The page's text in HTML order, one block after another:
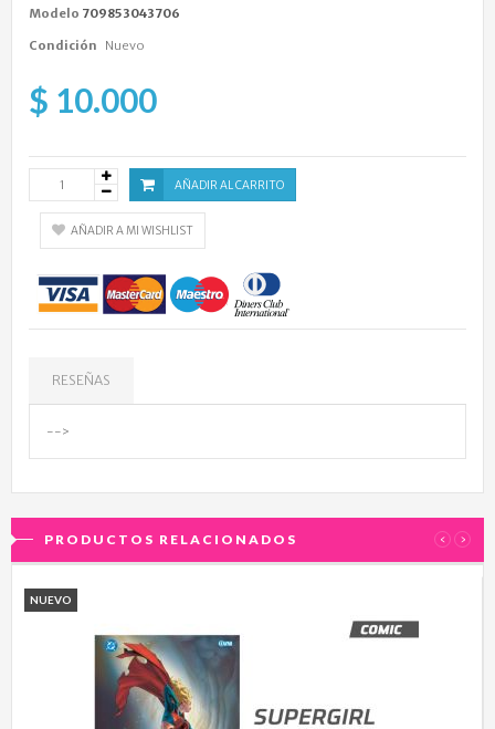
Modelo 709853043706
Condición Nuevo
$ 10.000
AÑADIR AL CARRITO
AÑADIR A MI WISHLIST
RESEÑAS
-->
PRODUCTOS RELACIONADOS ‹ ›
NUEVO